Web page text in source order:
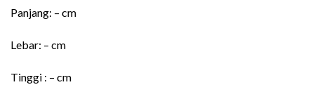
Panjang: – cm
Lebar: – cm
Tinggi : – cm